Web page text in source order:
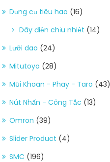
Dụng cụ tiêu hao (16)
Dây điện chịu nhiệt (14)
Lưỡi dao (24)
Mitutoyo (28)
Mũi Khoan - Phay - Taro (43)
Nút Nhấn - Công Tắc (13)
Omron (39)
Slider Product (4)
SMC (196)